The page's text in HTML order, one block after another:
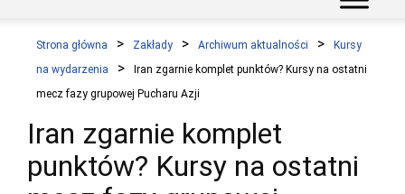
Strona główna Zakłady Archiwum aktualności
Kursy
na wydarzenia
Iran zgarnie komplet punktów? Kursy na ostatni
mecz fazy grupowej Pucharu Azji
Iran zgarnie komplet
punktów? Kursy na ostatni